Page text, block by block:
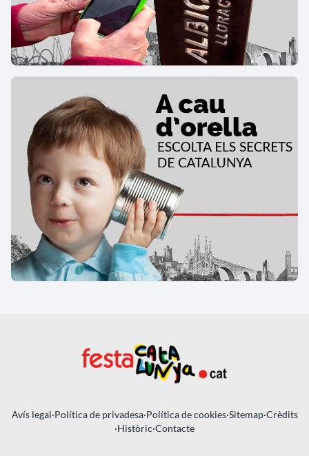
Avís legal·Política de privadesa·Política de cookies·Sitemap·Crèdits
·Històric·Contacte